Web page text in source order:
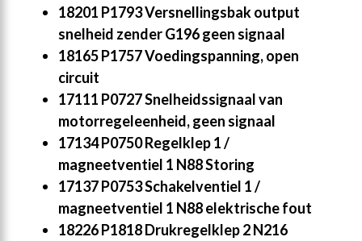
18201 P1793 Versnellingsbak output
snelheid zender G196 geen signaal
18165 P1757 Voedingspanning, open
circuit
17111 P0727 Snelheidssignaal van
motorregeleenheid, geen signaal
17134 P0750 Regelklep 1 /
magneetventiel 1 N88 Storing
17137 P0753 Schakelventiel 1 /
magneetventiel 1 N88 elektrische fout
18226 P1818 Drukregelklep 2 N216